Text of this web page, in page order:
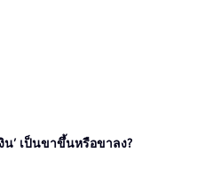
น’ เป็นขาขึ้นหรือขาลง?